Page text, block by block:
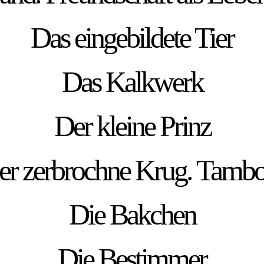
Das eingebildete Tier
Das Kalkwerk
Der kleine Prinz
zerbrochne Krug.
Die Bakchen